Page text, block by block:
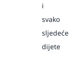
i
svako
sljedeće
dijete